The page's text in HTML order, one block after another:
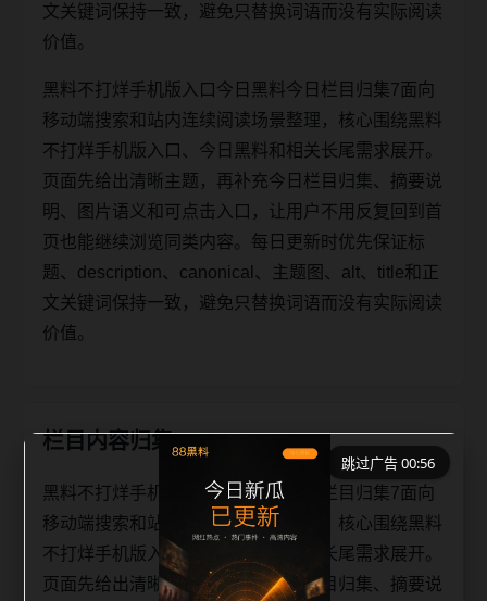
文关键词保持一致，避免只替换词语而没有实际阅读
价值。
黑料不打烊手机版入口今日黑料今日栏目归集7面向
移动端搜索和站内连续阅读场景整理，核心围绕黑料
不打烊手机版入口、今日黑料和相关长尾需求展开。
页面先给出清晰主题，再补充今日栏目归集、摘要说
明、图片语义和可点击入口，让用户不用反复回到首
页也能继续浏览同类内容。每日更新时优先保证标
题、description、canonical、主题图、alt、title和正
文关键词保持一致，避免只替换词语而没有实际阅读
价值。
栏目内容归集
黑料不打烊手机版入口今日黑料今日栏目归集7面向
移动端搜索和站内连续阅读场景整理，核心围绕黑料
不打烊手机版入口、今日黑料和相关长尾需求展开。
页面先给出清晰主题，再补充今日栏目归集、摘要说
跳过广告 00:56